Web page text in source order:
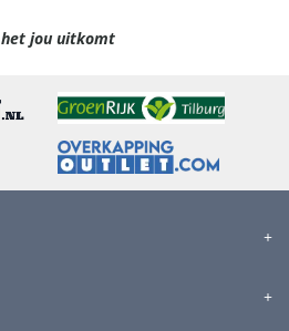
het jou uitkomt